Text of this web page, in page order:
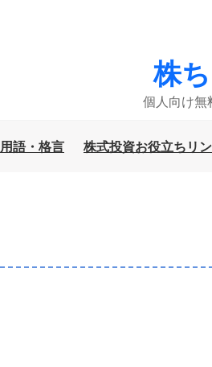
株
個人向け無
用語・格言 株式投資お役立ちリ